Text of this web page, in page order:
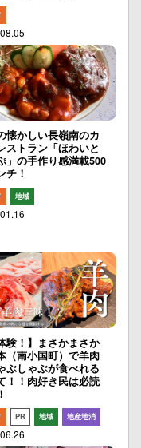
懐かしい長嶺南のカ
ストラン「ほわいと
」の手作り感満載500
チ！
地域
験！】まさかまさか
（南小国町）で羊肉
ぶしゃぶが食べれる
！！肉好き民は必読
PR 地域 地産地消